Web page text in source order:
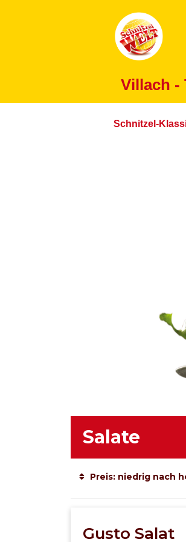
Villach -
Schnitzel-
Salate
Preis: niedrig nach
Gusto Salat